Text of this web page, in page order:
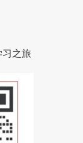
之旅